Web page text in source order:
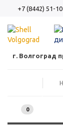
+7 (8442) 51-
г. Волгоград
0